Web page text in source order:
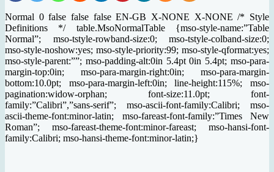
Normal 0 false false false EN-GB X-NONE X-NONE /* Style
Definitions */ table.MsoNormalTable {mso-style-name:”Table
Normal”; mso-tstyle-rowband-size:0; mso-tstyle-colband-size:0;
mso-style-noshow:yes; mso-style-priority:99; mso-style-qformat:yes;
mso-style-parent:””; mso-padding-alt:0in 5.4pt 0in 5.4pt; mso-para-
margin-top:0in; mso-para-margin-right:0in; mso-para-margin-
bottom:10.0pt; mso-para-margin-left:0in; line-height:115%; mso-
pagination:widow-orphan; font-size:11.0pt; font-
family:”Calibri”,”sans-serif”; mso-ascii-font-family:Calibri; mso-
ascii-theme-font:minor-latin; mso-fareast-font-family:”Times New
Roman”; mso-fareast-theme-font:minor-fareast; mso-hansi-font-
family:Calibri; mso-hansi-theme-font:minor-latin;}